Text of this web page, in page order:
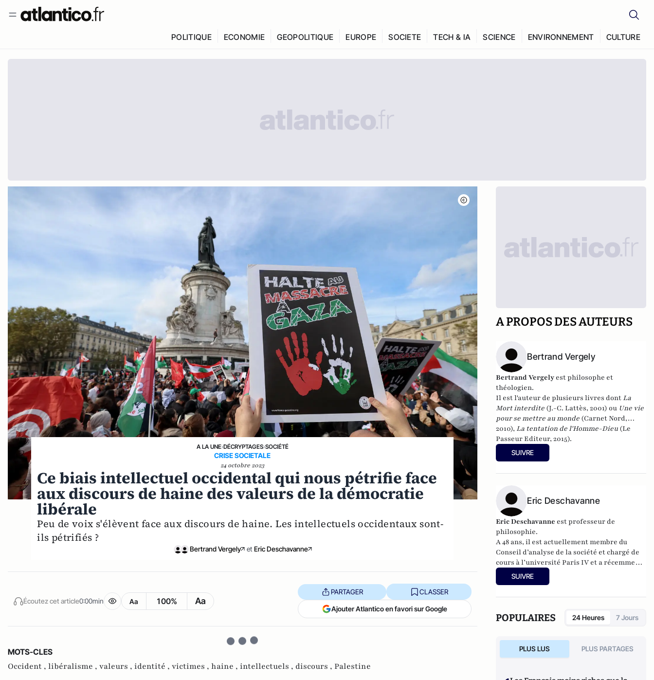
POLITIQUE ECONOMIE GEOPOLITIQUE EUROPE SOCIETE TECH & IA SCIENCE ENVIRONNEMENT CULTURE
A LA UNE›DÉCRYPTAGES›SOCIÉTÉ
CRISE SOCIETALE
24 octobre 2023
Ce biais intellectuel occidental qui nous pétrifie face
aux discours de haine des valeurs de la démocratie
libérale
Peu de voix s'élèvent face aux discours de haine. Les intellectuels occidentaux sont-
ils pétrifiés ?
Bertrand Vergely et Eric Deschavanne
Écoutez cet article0:00min Aa 100% Aa
PARTAGER CLASSER
Ajouter Atlantico en favori sur Google
MOTS-CLES
Occident , libéralisme , valeurs , identité , victimes , haine , intellectuels , discours , Palestine
A PROPOS DES AUTEURS
Bertrand Vergely
Bertrand Vergely est philosophe et
théologien.
Il est l'auteur de plusieurs livres dont La
Mort interdite (J.-C. Lattès, 2001) ou Une vie
pour se mettre au monde (Carnet Nord,
2010), La tentation de l'Homme-Dieu (Le
Passeur Editeur, 2015).
SUIVRE
Eric Deschavanne
Eric Deschavanne est professeur de
philosophie.
A 48 ans, il est actuellement membre du
Conseil d’analyse de la société et chargé de
cours à l’université Paris IV et a récemment
publiéLe deuxième
humanisme – Introduction à la pensée de
Philosophie des âges de la vie
(Grasset,
2007).
SUIVRE
POPULAIRES 24 Heures 7 Jours
PLUS LUS PLUS PARTAGES